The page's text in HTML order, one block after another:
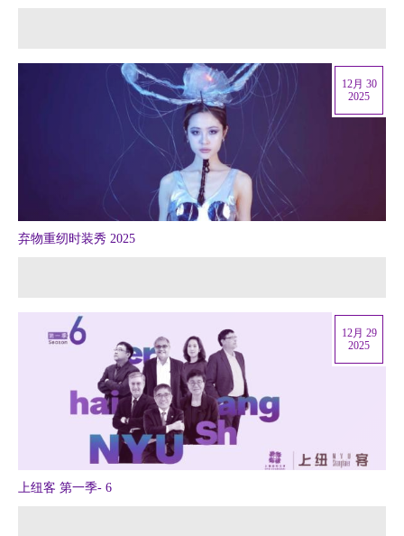
弃物重纫时装秀 2025
12月 30
2025
上纽客 第一季- 6
12月 29
2025